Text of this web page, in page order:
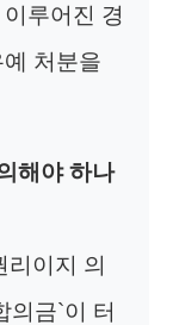
루어진 경
처분을
해야 하나
리이지 의
의금`이 터